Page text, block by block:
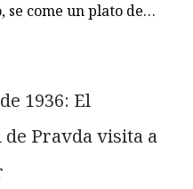
se come un plato de…
1936: El
Pravda visita a